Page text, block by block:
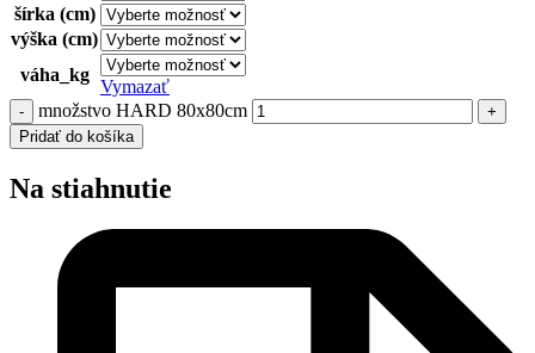
šírka (cm)
výška (cm)
váha_kg
Vymazať
množstvo HARD 80x80cm
Pridať do košíka
Na stiahnutie